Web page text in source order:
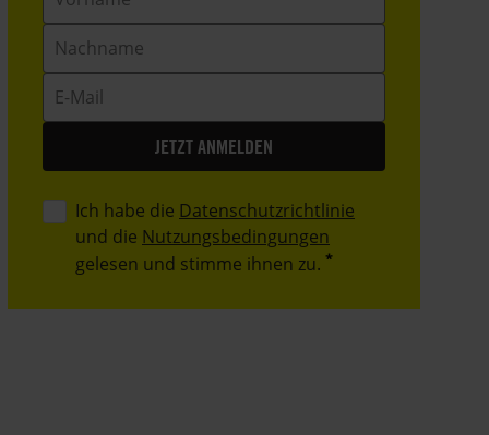
Nachname
E-
Mail
Ich habe die Datenschutzrichtlinie
und die Nutzungsbedingungen
gelesen und stimme ihnen zu.